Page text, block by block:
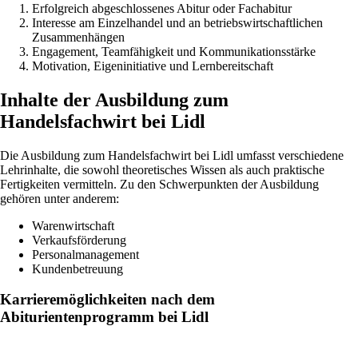
Erfolgreich abgeschlossenes Abitur oder Fachabitur
Interesse am Einzelhandel und an betriebswirtschaftlichen
Zusammenhängen
Engagement, Teamfähigkeit und Kommunikationsstärke
Motivation, Eigeninitiative und Lernbereitschaft
Inhalte der Ausbildung zum
Handelsfachwirt bei Lidl
Die Ausbildung zum Handelsfachwirt bei Lidl umfasst verschiedene
Lehrinhalte, die sowohl theoretisches Wissen als auch praktische
Fertigkeiten vermitteln. Zu den Schwerpunkten der Ausbildung
gehören unter anderem:
Warenwirtschaft
Verkaufsförderung
Personalmanagement
Kundenbetreuung
Karrieremöglichkeiten nach dem
Abiturientenprogramm bei Lidl